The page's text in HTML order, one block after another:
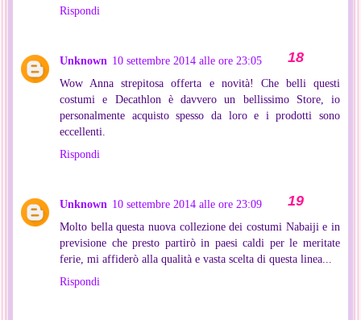
Rispondi
Unknown 10 settembre 2014 alle ore 23:05
Wow Anna strepitosa offerta e novità! Che belli questi
costumi e Decathlon è davvero un bellissimo Store, io
personalmente acquisto spesso da loro e i prodotti sono
eccellenti.
Rispondi
Unknown 10 settembre 2014 alle ore 23:09
Molto bella questa nuova collezione dei costumi Nabaiji e in
previsione che presto partirò in paesi caldi per le meritate
ferie, mi affiderò alla qualità e vasta scelta di questa linea...
Rispondi